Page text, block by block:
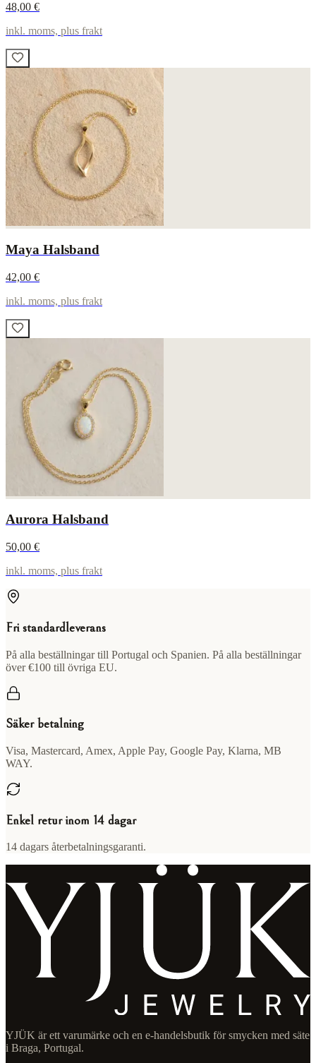
48,00 €
inkl. moms, plus frakt
Maya Halsband
42,00 €
inkl. moms, plus frakt
Aurora Halsband
50,00 €
inkl. moms, plus frakt
Fri standardleverans
På alla beställningar till Portugal och Spanien. På alla beställningar
över €100 till övriga EU.
Säker betalning
Visa, Mastercard, Amex, Apple Pay, Google Pay, Klarna, MB
WAY.
Enkel retur inom 14 dagar
14 dagars återbetalningsgaranti.
YJÜK är ett varumärke och en e-handelsbutik för smycken med säte
i Braga, Portugal.